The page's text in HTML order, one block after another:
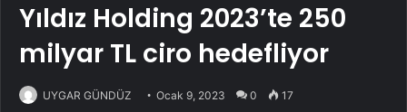
Yıldız Holding 2023’te 250
milyar TL ciro hedefliyor
UYGAR GÜNDÜZ Ocak 9, 2023 0 17